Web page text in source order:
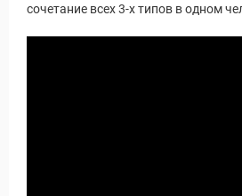
сочетание всех 3-х типов в одном